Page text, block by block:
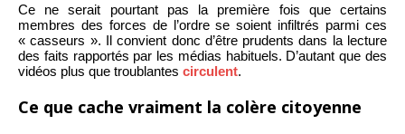
Ce ne serait pourtant pas la première fois que certains
membres des forces de l’ordre se soient infiltrés parmi ces
« casseurs ». Il convient donc d’être prudents dans la lecture
des faits rapportés par les médias habituels. D’autant que des
vidéos plus que troublantes circulent.
Ce que cache vraiment la colère citoyenne